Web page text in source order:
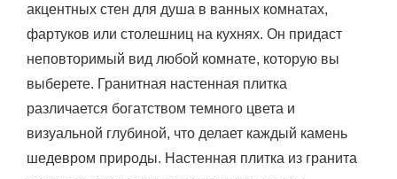
акцентных стен для душа в ванных комнатах,
фартуков или столешниц на кухнях. Он придаст
неповторимый вид любой комнате, которую вы
выберете. Гранитная настенная плитка
различается богатством темного цвета и
визуальной глубиной, что делает каждый камень
шедевром природы. Настенная плитка из гранита